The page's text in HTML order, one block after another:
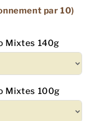
par 10)
Mixtes 140g
Mixtes 100g